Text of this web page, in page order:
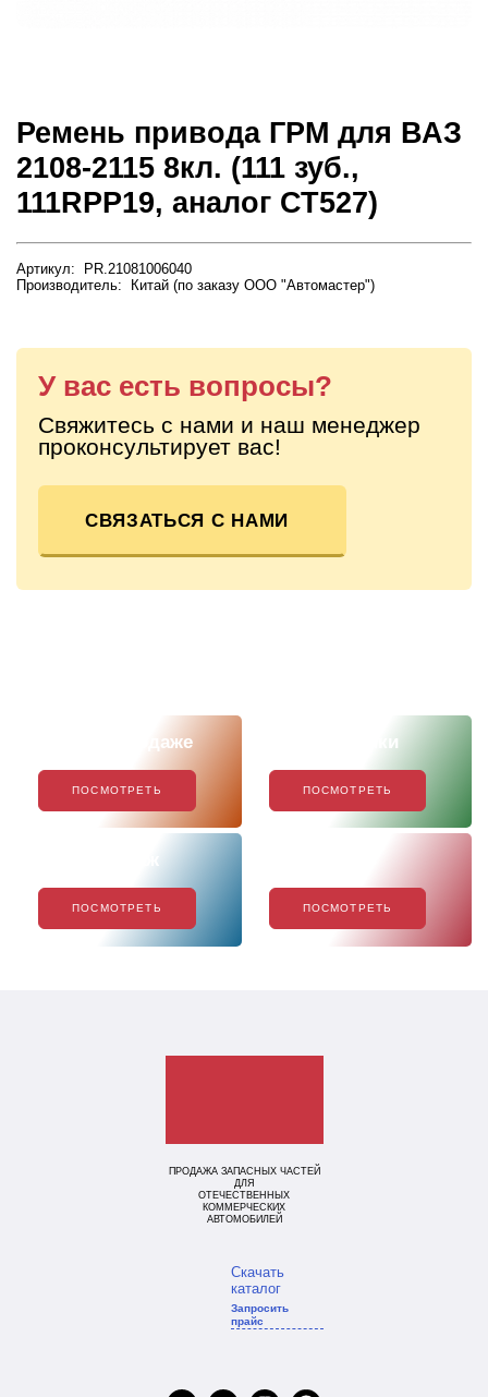
Ремень привода ГРМ для ВАЗ
2108-2115 8кл. (111 зуб.,
111RPP19, аналог СТ527)
Артикул: PR.21081006040
Производитель: Китай (по заказу ООО "Автомастер")
У вас есть вопросы?
Свяжитесь с нами и наш менеджер
проконсультирует вас!
СВЯЗАТЬСЯ С НАМИ
Скоро в продаже
ПОСМОТРЕТЬ
Наши новинки
ПОСМОТРЕТЬ
ПОСМОТРЕТЬ ПОСМОТРЕТЬ
ПРОДАЖА ЗАПАСНЫХ ЧАСТЕЙ
ДЛЯ
ОТЕЧЕСТВЕННЫХ
КОММЕРЧЕСКИХ
АВТОМОБИЛЕЙ
Скачать
каталог
Запросить
прайс